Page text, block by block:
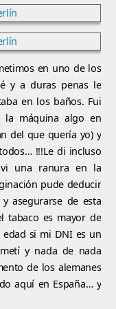
en uno de los
y a duras penas le
en los baños. Fui
máquina algo en
del que quería yo) y
!!!Le di incluso
una ranura en la
pude deducir
asegurarse de esta
tabaco es mayor de
edad si mi DNI es un
y nada de nada
de los alemanes
aquí en España… y